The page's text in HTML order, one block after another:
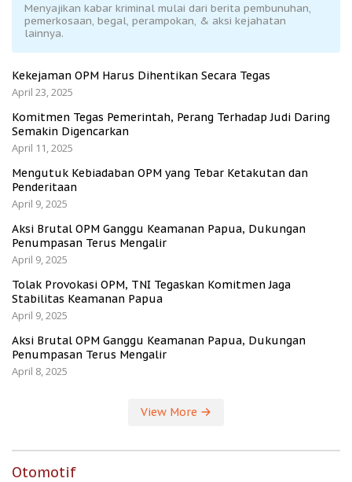
Menyajikan kabar kriminal mulai dari berita pembunuhan,
pemerkosaan, begal, perampokan, & aksi kejahatan
lainnya.
Kekejaman OPM Harus Dihentikan Secara Tegas
April 23, 2025
Komitmen Tegas Pemerintah, Perang Terhadap Judi Daring
Semakin Digencarkan
April 11, 2025
Mengutuk Kebiadaban OPM yang Tebar Ketakutan dan
Penderitaan
April 9, 2025
Aksi Brutal OPM Ganggu Keamanan Papua, Dukungan
Penumpasan Terus Mengalir
April 9, 2025
Tolak Provokasi OPM, TNI Tegaskan Komitmen Jaga
Stabilitas Keamanan Papua
April 9, 2025
Aksi Brutal OPM Ganggu Keamanan Papua, Dukungan
Penumpasan Terus Mengalir
April 8, 2025
View More
Otomotif